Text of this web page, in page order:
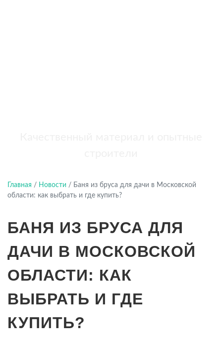
Главная / Новости / Баня из бруса для дачи в Московской
области: как выбрать и где купить?
БАНЯ ИЗ БРУСА ДЛЯ
ДАЧИ В МОСКОВСКОЙ
ОБЛАСТИ: КАК
ВЫБРАТЬ И ГДЕ
КУПИТЬ?